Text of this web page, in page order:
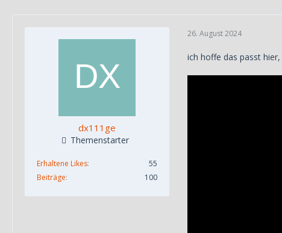
dx111ge
Themenstarter
Erhaltene Likes
55
Beiträge
100
26. August 2024
ich hoffe das passt